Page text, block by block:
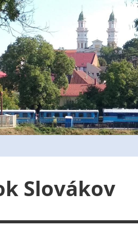
Slovákov